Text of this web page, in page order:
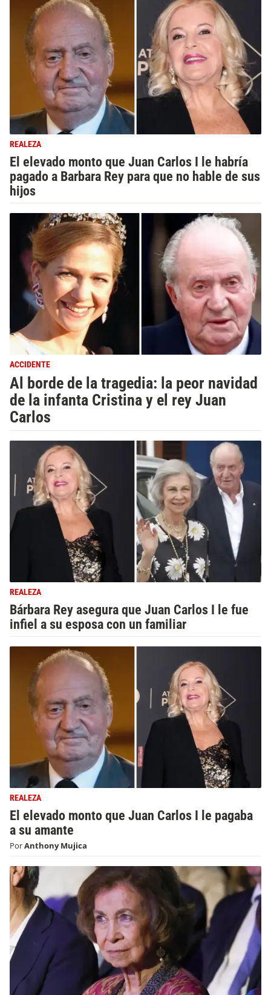
REALEZA
El elevado monto que Juan Carlos I le habría
pagado a Barbara Rey para que no hable de sus
hijos
ACCIDENTE
Al borde de la tragedia: la peor navidad
de la infanta Cristina y el rey Juan
Carlos
REALEZA
Bárbara Rey asegura que Juan Carlos I le fue
infiel a su esposa con un familiar
REALEZA
El elevado monto que Juan Carlos I le pagaba
a su amante
PorAnthony Mujica